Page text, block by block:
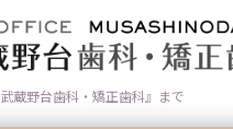
蔵野台歯科・矯正歯科』まで